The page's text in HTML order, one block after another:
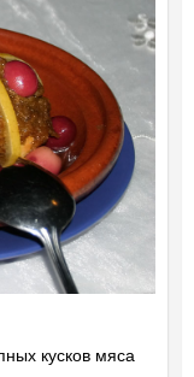
кусков мяса